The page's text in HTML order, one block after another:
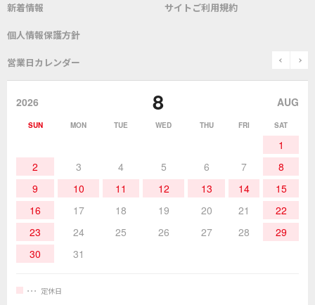
表面実装/SMT関連
作業環境／材料
SDS(MSDS)製品
取扱説明書
該非説明発行の申込み
グットのあゆみ
新着情報 サイトご利用規約
個人情報保護方針
営業日カレンダー prev
2026 8 AUG
SUN MON TUE WED THU FRI SAT
1
2
3 4 5 6 7
8
9
10 11 12 13 14
15
16
17 18 19 20 21
22
23
24 25 26 27 28
29
30
31
定休日